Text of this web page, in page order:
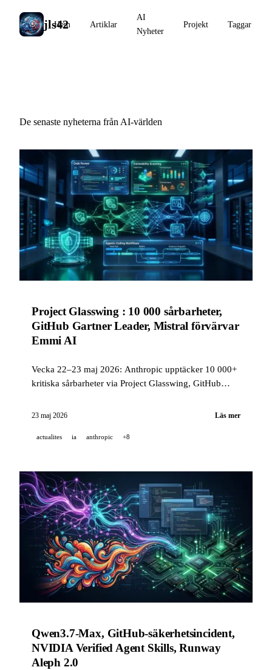
jls42
Hem Artiklar
AI
Nyheter
Projekt Taggar
De senaste nyheterna från AI-världen
Project Glasswing : 10 000 sårbarheter,
GitHub Gartner Leader, Mistral förvärvar
Emmi AI
Vecka 22–23 maj 2026: Anthropic upptäcker 10 000+
kritiska sårbarheter via Project Glasswing, GitHub
Mistral förvärvar Emmi AI för industriell AI, och
23 maj 2026 Läs mer
actualites ia anthropic +8
Qwen3.7-Max, GitHub-säkerhetsincident,
NVIDIA Verified Agent Skills, Runway
Aleph 2.0